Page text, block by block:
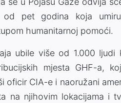
od pet godina koja
humanitarnoj pomoći.
ubile više od 1.000 ljudi
mjesta GHF-a,
oficir CIA-e i naoružani
na njihovim lokacijama i